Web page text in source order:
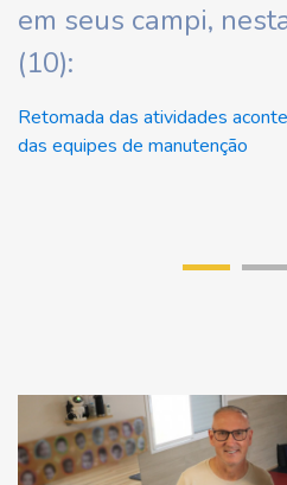
em seus campi,
(10):
Retomada das atividades
das equipes de manutenção